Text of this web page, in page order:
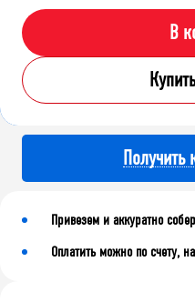
В
Получить
Привезем и аккуратно
Оплатить можно по счету,